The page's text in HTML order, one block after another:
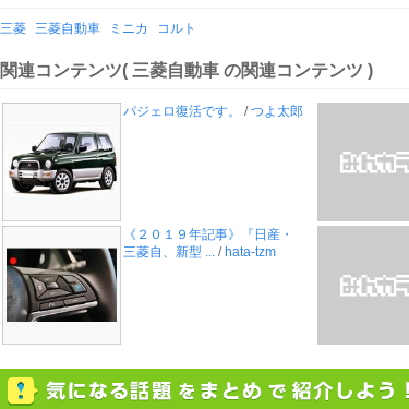
三菱 三菱自動車 ミニカ コルト
関連コンテンツ( 三菱自動車 の関連コンテンツ )
パジェロ復活です。 /つよ太郎
《２０１９年記事》『日産・
三菱自、新型 ...
/hata-tzm